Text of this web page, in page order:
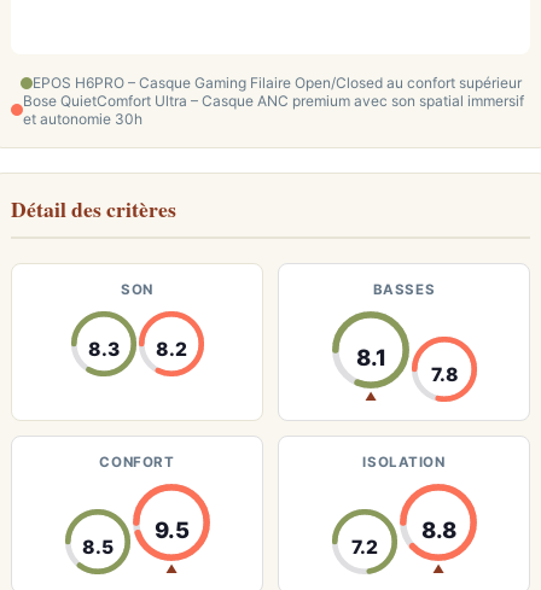
EPOS H6PRO – Casque Gaming Filaire Open/Closed au confort supérieur
Bose QuietComfort Ultra – Casque ANC premium avec son spatial immersif
et autonomie 30h
Détail des critères
SON
8.3 8.2
BASSES
8.1
▲
7.8
CONFORT
8.5
9.5
▲
ISOLATION
7.2
8.8
▲